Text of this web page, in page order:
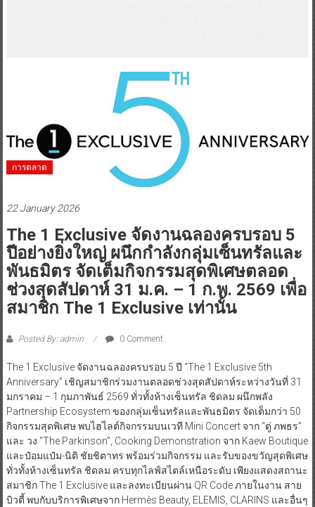
การตลาด
22 January 2026
The 1 Exclusive จัดงานฉลองครบรอบ 5
ปีอย่างยิ่งใหญ่ ผนึกกำลังกลุ่มเซ็นทรัลและ
พันธมิตร จัดเต็มกิจกรรมสุดพิเศษตลอด
ช่วงสุดสัปดาห์ 31 ม.ค. – 1 ก.พ. 2569 เพื่อ
สมาชิก The 1 Exclusive เท่านั้น
Posted By: admin 0 Comment
The 1 Exclusive จัดงานฉลองครบรอบ 5 ปี “The 1 Exclusive 5th
Anniversary” เชิญสมาชิกร่วมงานตลอดช่วงสุดสัปดาห์ระหว่างวันที่ 31
มกราคม – 1 กุมภาพันธ์ 2569 ทั่วทั้งห้างเซ็นทรัล ชิดลม ผนึกพลัง
Partnership Ecosystem ของกลุ่มเซ็นทรัลและพันธมิตร จัดเต็มกว่า 50
กิจกรรมสุดพิเศษ พบไฮไลต์กิจกรรมบนเวที Mini Concert จาก “ตู่ ภพธร”
และ วง “The Parkinson”, Cooking Demonstration จาก Kaew Boutique
และป๋อมแป๋ม-นิติ ชัยชิตาทร พร้อมร่วมกิจกรรม และรับของขวัญสุดพิเศษ
ทั่วทั้งห้างเซ็นทรัล ชิดลม ครบทุกไลฟ์สไตล์เหนือระดับ เพียงแสดงสถานะ
สมาชิก The 1 Exclusive และลงทะเบียนผ่าน QR Code ภายในงาน สาย
บิวตี้ พบกับบริการพิเศษจาก Hermès Beauty, ELEMIS, CLARINS และอื่นๆ